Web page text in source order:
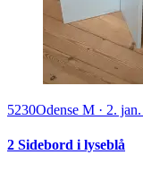
5230Odense M · 2.
2 Sidebord i lyseblå